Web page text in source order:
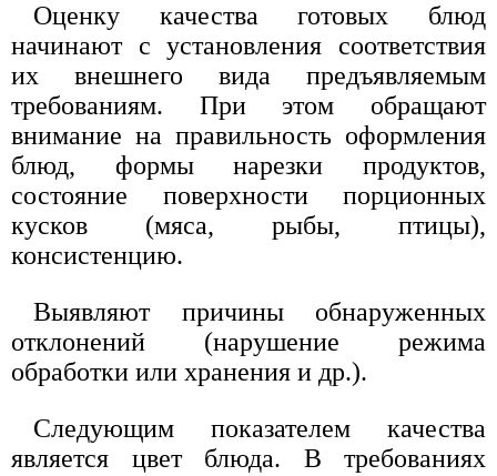
Оценку качества готовых блюд
начинают с установления соответствия
их внешнего вида предъявляемым
требованиям. При этом обращают
внимание на правильность оформления
блюд, формы нарезки продуктов,
состояние поверхности порционных
кусков (мяса, рыбы, птицы),
консистенцию.
Выявляют причины обнаруженных
отклонений (нарушение режима
обработки или хранения и др.).
Следующим показателем качества
является цвет блюда. В требованиях